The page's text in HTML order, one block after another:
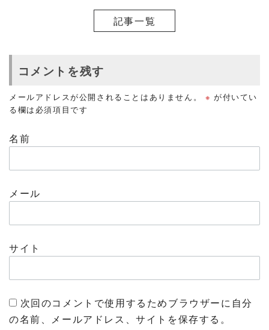
記事一覧
コメントを残す
メールアドレスが公開されることはありません。 ※ が付いてい
る欄は必須項目です
名前
メール
サイト
次回のコメントで使用するためブラウザーに自分
の名前、メールアドレス、サイトを保存する。